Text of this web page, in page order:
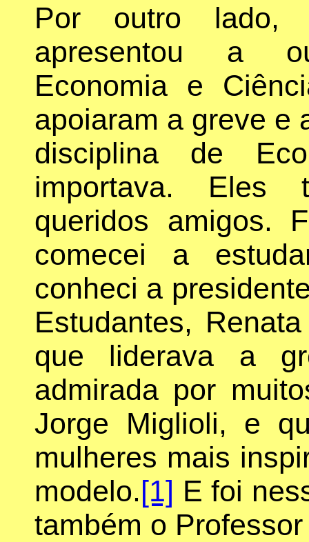
Por outro lado,
apresentou a
Economia e
apoiaram a greve e
disciplina de
importava. Eles
queridos amigos.
comecei a
conheci a
Estudantes,
que liderava a
admirada por
Jorge Miglioli, e
mulheres mais
modelo.[1] E foi
também o